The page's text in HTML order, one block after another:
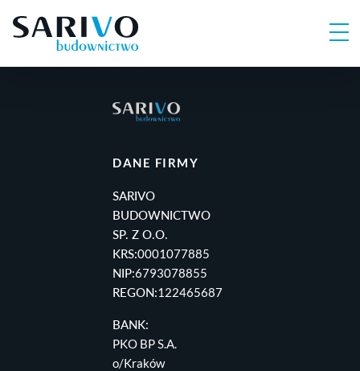
DANE FIRMY
SARIVO
BUDOWNICTWO
SP. Z O.O.
KRS:0001077885
NIP:6793078855
REGON:122465687
BANK:
PKO BP S.A.
o/Kraków